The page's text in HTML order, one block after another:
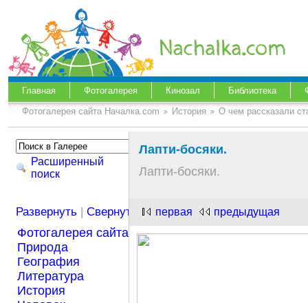
Главная Фотогалерея Кинозал Библиотека
Фотогалерея сайта Началка.com История О чем рассказали
Расширенный
поиск
Развернуть |Свернуть
Фотогалерея сайта Началка.com
Природа
География
Литература
История
Лапти-босяки.
Лапти-босяки.
первая предыдущая